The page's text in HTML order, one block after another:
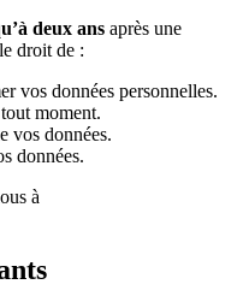
deux ans après une
droit de :
vos données personnelles.
moment.
vos données.
données.
à